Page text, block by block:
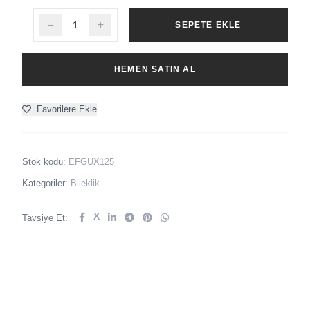
SEPETE EKLE
HEMEN SATIN AL
Favorilere Ekle
Stok kodu: EFGUX125
Kategoriler: Bileklik
Tavsiye Et: X